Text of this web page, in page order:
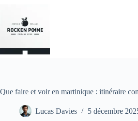
contenu
Que faire et voir en martinique : itinéraire
Lucas Davies 5 décembre